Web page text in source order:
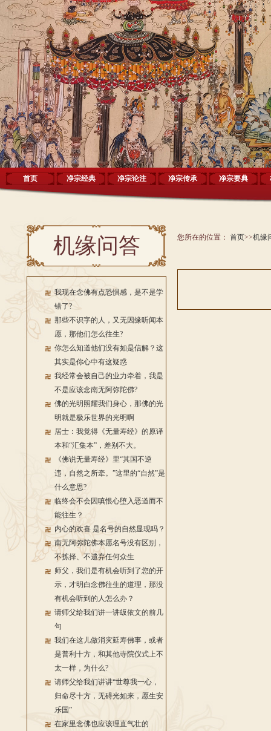
首页 净宗经典 净宗论注 净宗传承 净宗要典
机缘问答
我现在念佛有点恐惧感，是不是学
错了?
那些不识字的人，又无因缘听闻本
愿，那他们怎么往生?
你怎么知道他们没有如是信解？这
其实是你心中有这疑惑
我经常会被自己的业力牵着，我是
不是应该念南无阿弥陀佛?
佛的光明照耀我们身心，那佛的光
明就是极乐世界的光明啊
居士：我觉得《无量寿经》的原译
本和“汇集本”，差别不大。
《佛说无量寿经》里“其国不逆
违，自然之所牵。”这里的“自然”是
什么意思?
临终会不会因嗔恨心堕入恶道而不
能往生？
内心的欢喜 是名号的自然显现吗？
南无阿弥陀佛本愿名号没有区别，
不拣择、不遗弃任何众生
师父，我们是有机会听到了您的开
示，才明白念佛往生的道理，那没
有机会听到的人怎么办？
请师父给我们讲一讲皈依文的前几
句
我们在这儿做消灾延寿佛事，或者
是普利十方，和其他寺院仪式上不
太一样，为什么?
请师父给我们讲讲“世尊我一心，
归命尽十方，无碍光如来，愿生安
乐国”
在家里念佛也应该理直气壮的
您所在的位置： 首页>>机缘